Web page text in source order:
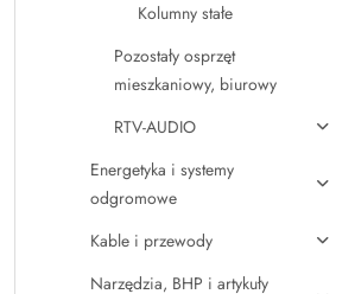
Kolumny stałe
Pozostały osprzęt
mieszkaniowy, biurowy
RTV-AUDIO
Energetyka i systemy
odgromowe
Kable i przewody
Narzędzia, BHP i artykuły